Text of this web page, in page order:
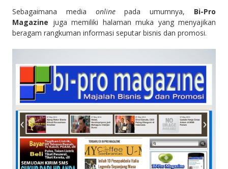
Sebagaimana media onlinepada umumnya, Bi-Pro
Magazine juga memiliki halaman muka yang menyajikan
beragam rangkuman informasi seputar bisnis dan promosi.